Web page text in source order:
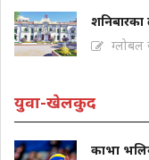
शनिबारका
ग्लोबल
युवा-खेलकुद
काभा